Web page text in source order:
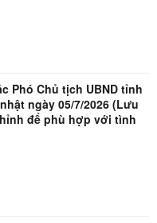
Phó Chủ tịch UBND tỉnh
ngày 05/7/2026 (Lưu
để phù hợp với tình